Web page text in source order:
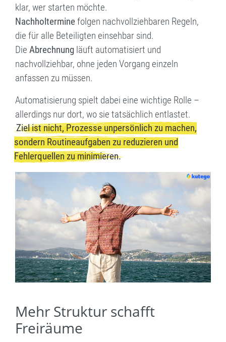
klar, wer starten möchte.
Nachholterminefolgen nachvollziehbaren Regeln,
die für alle Beteiligten einsehbar sind.
Die Abrechnung läuft automatisiert und
nachvollziehbar, ohne jeden Vorgang einzeln
anfassen zu müssen.
Automatisierung spielt dabei eine wichtige Rolle –
allerdings nur dort, wo sie tatsächlich entlastet.
Ziel ist nicht, Prozesse unpersönlich zu machen,
sondern Routineaufgaben zu reduzieren und
Fehlerquellen zu minimieren.
Mehr Struktur schafft
Freiräume